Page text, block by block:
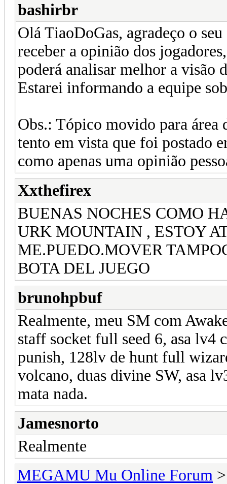
bashirbr
Olá TiaoDoGas, agradeço o
receber a opinião dos
poderá analisar melhor a visão
Estarei informando a equipe
Obs.: Tópico movido para área
tento em vista que foi postado
como apenas uma opinião
Xxthefirex
BUENAS NOCHES COMO
URK MOUNTAIN , ESTOY
ME.PUEDO.MOVER
BOTA DEL JUEGO
brunohpbuf
Realmente, meu SM com
staff socket full seed 6, asa
punish, 128lv de hunt full
volcano, duas divine SW, asa
mata nada.
Jamesnorto
Realmente
MEGAMU Mu Online Forum